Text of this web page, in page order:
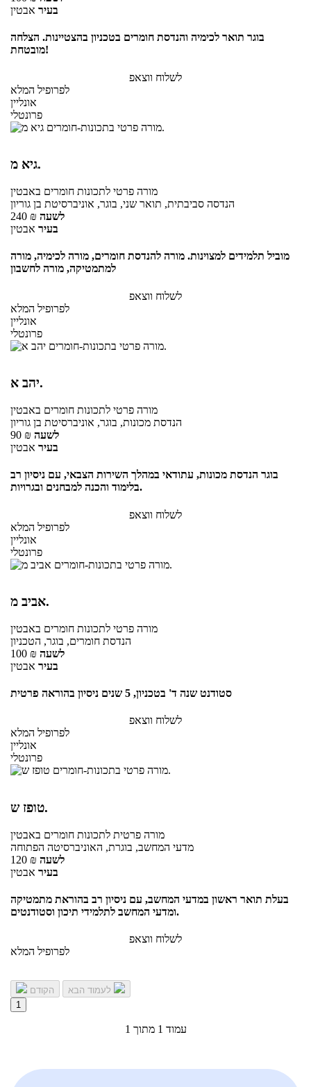
בעיר אבטין
בוגר תואר לכימיה והנדסת חומרים בטכניון בהצטיינות. הצלחה
מובטחת!
לשלוח ווצאפ
לפרופיל המלא
אונליין
פרונטלי
גיא מ.
מורה פרטי לתכונות חומרים באבטין
הנדסה סביבתית, תואר שני, בוגר, אוניברסיטת בן גוריון
240 ₪ לשעה
בעיר אבטין
מוביל תלמידים למצוינות. מורה להנדסת חומרים, מורה לכימיה, מורה
למתמטיקה, מורה לחשבון
לשלוח ווצאפ
לפרופיל המלא
אונליין
פרונטלי
יהב א.
מורה פרטי לתכונות חומרים באבטין
הנדסת מכונות, בוגר, אוניברסיטת בן גוריון
90 ₪ לשעה
בעיר אבטין
בוגר הנדסת מכונות, עתודאי במהלך השירות הצבאי, עם ניסיון רב
בלימוד והכנה למבחנים ובגרויות.
לשלוח ווצאפ
לפרופיל המלא
אונליין
פרונטלי
אביב מ.
מורה פרטי לתכונות חומרים באבטין
הנדסת חומרים, בוגר, הטכניון
100 ₪ לשעה
בעיר אבטין
סטודנט שנה ד' בטכניון, 5 שנים ניסיון בהוראה פרטית
לשלוח ווצאפ
לפרופיל המלא
אונליין
פרונטלי
טופז ש.
מורה פרטית לתכונות חומרים באבטין
מדעי המחשב, בוגרת, האוניברסיטה הפתוחה
120 ₪ לשעה
בעיר אבטין
בעלת תואר ראשון במדעי המחשב, עם ניסיון רב בהוראת מתמטיקה
ומדעי המחשב לתלמידי תיכון וסטודנטים.
לשלוח ווצאפ
לפרופיל המלא
הקודם
1
עמוד 1 מתוך 1